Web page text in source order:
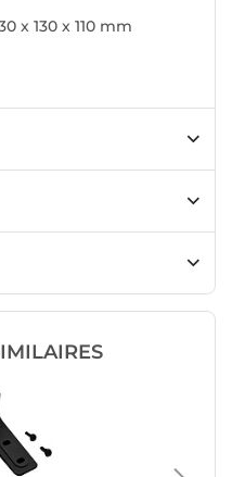
x 130 x 110 mm